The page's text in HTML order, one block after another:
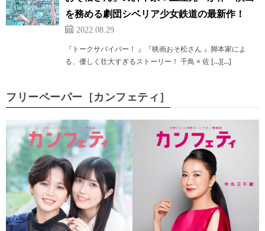
を務める劇団シベリア少女鉄道の最新作！
2022.08.29
『トークサバイバー！ 』『映画おそ松さん 』脚本家によ
る、優しく壮大すぎるストーリー！ 千鳥 × 佐 […][…]
フリーペーパー［カンフェティ］